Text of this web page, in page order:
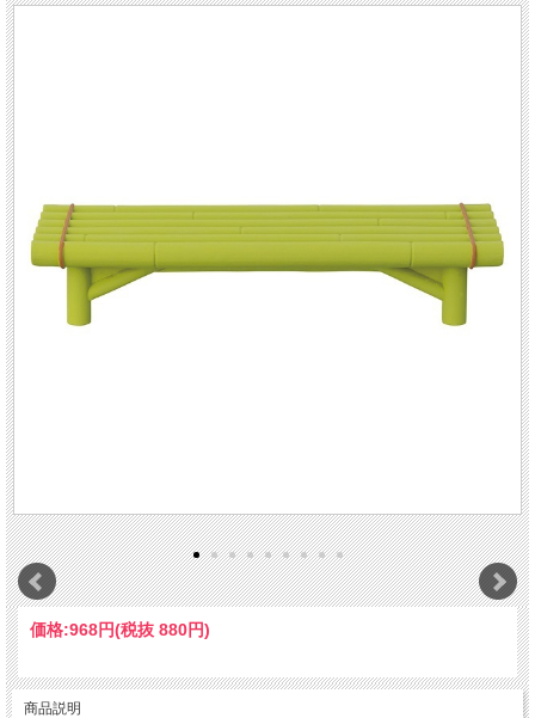
価格:968円(税抜 880円)
商品説明